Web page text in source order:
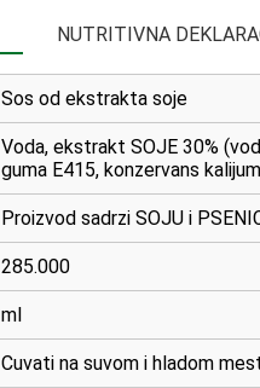
NUTRITIVNA
Sos od ekstrakta soje
Voda, ekstrakt SOJE 30%
guma E415, konzervans
Proizvod sadrzi SOJU i
285.000
ml
Cuvati na suvom i hladom